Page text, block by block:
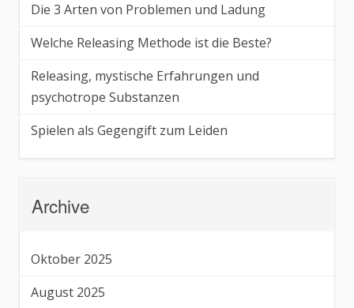
Die 3 Arten von Problemen und Ladung
Welche Releasing Methode ist die Beste?
Releasing, mystische Erfahrungen und
psychotrope Substanzen
Spielen als Gegengift zum Leiden
Archive
Oktober 2025
August 2025